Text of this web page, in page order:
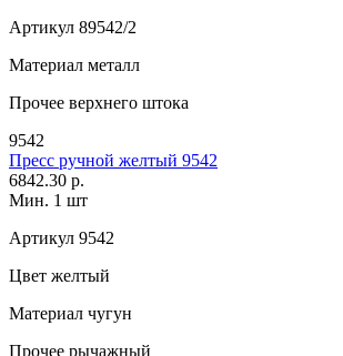
Артикул 89542/2
Материал металл
Прочее верхнего штока
9542
Пресс ручной желтый 9542
6842.30 р.
Мин. 1 шт
Артикул 9542
Цвет желтый
Материал чугун
Прочее рычажный